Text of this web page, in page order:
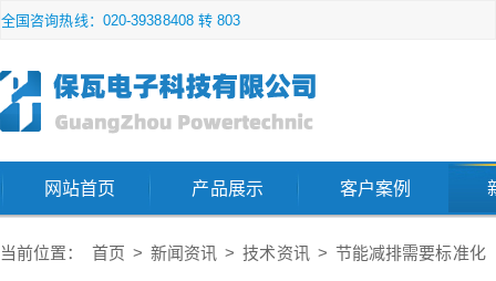
全国咨询热线：020-39388408 转 803
网站首页 产品展示 客户案例
当前位置： 首页 > 新闻资讯 > 技术资讯 > 节能减排需要标准化